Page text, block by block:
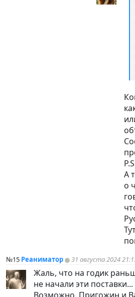
А
о
№15 Реаниматор 31 августа 2024
Жаль, что на годик
не начали эти поставки...